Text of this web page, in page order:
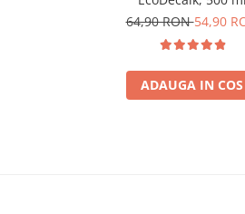
64,90 RON54,90
ADAUGA IN COS